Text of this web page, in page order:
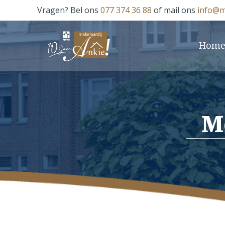
Vragen? Bel ons077 374 36 88 of mail ons